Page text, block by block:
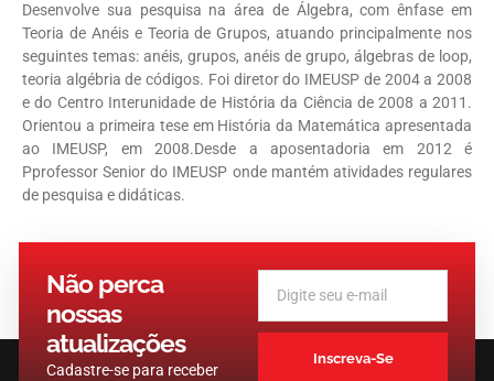
Desenvolve sua pesquisa na área de Álgebra, com ênfase em
Teoria de Anéis e Teoria de Grupos, atuando principalmente nos
seguintes temas: anéis, grupos, anéis de grupo, álgebras de loop,
teoria algébria de códigos. Foi diretor do IMEUSP de 2004 a 2008
e do Centro Interunidade de História da Ciência de 2008 a 2011.
Orientou a primeira tese em História da Matemática apresentada
ao IMEUSP, em 2008.Desde a aposentadoria em 2012 é
Pprofessor Senior do IMEUSP onde mantém atividades regulares
de pesquisa e didáticas.
Não perca
nossas
atualizações
Cadastre-se para receber
Inscreva-Se